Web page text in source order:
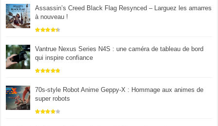
Assassin’s Creed Black Flag Resynced – Larguez les amarres
à nouveau !
Vantrue Nexus Series N4S : une caméra de tableau de bord
qui inspire confiance
70s-style Robot Anime Geppy-X : Hommage aux animes de
super robots